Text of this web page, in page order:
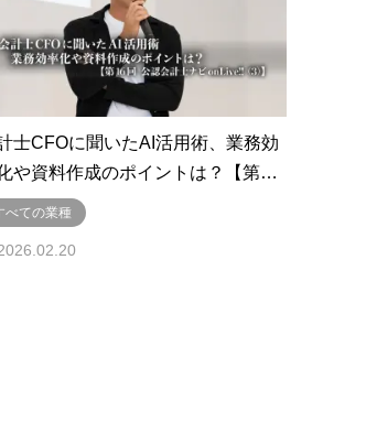
士CFOに聞いたAI活用術、業務効
や資料作成のポイントは？【第…
べての業種